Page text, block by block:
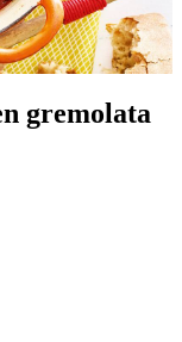
gremolata